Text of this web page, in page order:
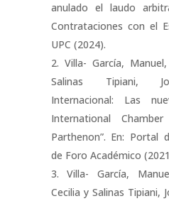
anulado el laudo
Contrataciones con el
UPC (2024).
Villa- García,
Salinas Tipiani,
Internacional: Las
International
Parthenon”. En: Portal
de Foro Académico
Villa- García,
Cecilia y Salinas Tipiani,